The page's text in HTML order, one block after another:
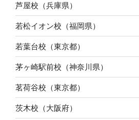
芦屋校（兵庫県）
若松イオン校（福岡県）
若葉台校（東京都）
茅ヶ崎駅前校（神奈川県）
茗荷谷校（東京都）
茨木校（大阪府）